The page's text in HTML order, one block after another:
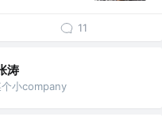
11
涛
小company